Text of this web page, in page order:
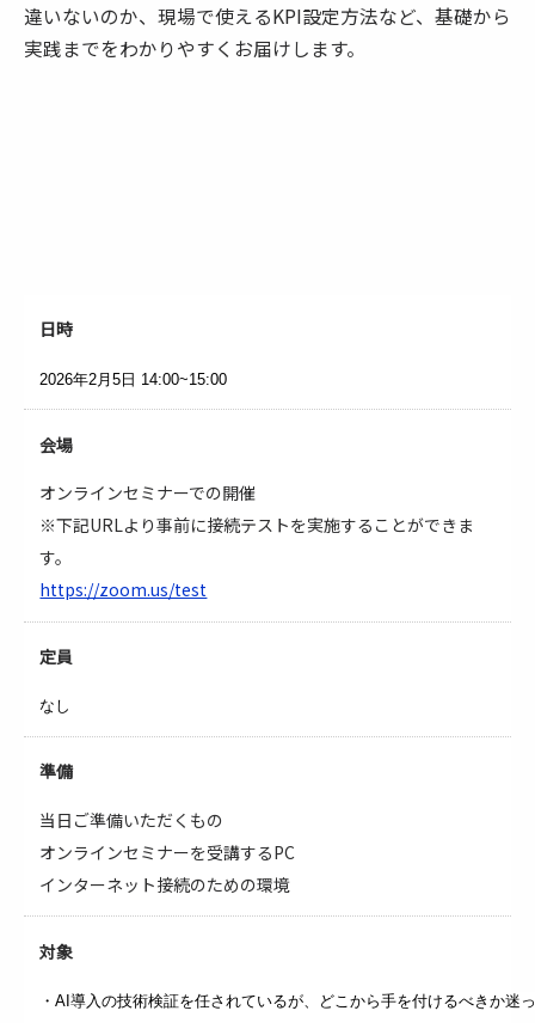
違いないのか、現場で使えるKPI設定方法など、基礎から
実践までをわかりやすくお届けします。
日時
2026年2月5日 14:00~15:00
会場
オンラインセミナーでの開催
※下記URLより事前に接続テストを実施することができま
す。
https://zoom.us/test
定員
なし
準備
当日ご準備いただくもの
オンラインセミナーを受講するPC
インターネット接続のための環境
対象
・AI導入の技術検証を任されているが、どこから手を付けるべきか迷